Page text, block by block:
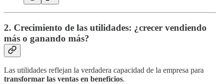
2. Crecimiento de las utilidades: ¿crecer vendiendo
más o ganando más?
Las utilidades reflejan la verdadera capacidad de la empresa para
transformar las ventas en beneficios.